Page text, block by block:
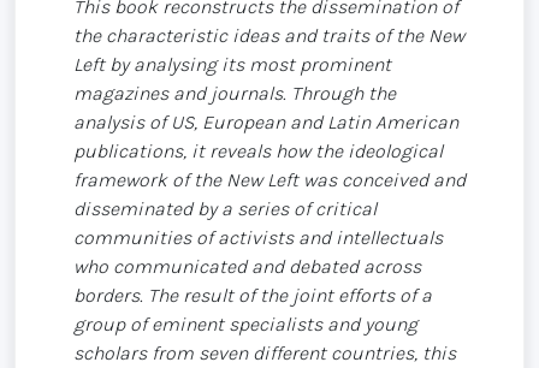
This book reconstructs the dissemination of
the characteristic ideas and traits of the New
Left by analysing its most prominent
magazines and journals. Through the
analysis of US, European and Latin American
publications, it reveals how the ideological
framework of the New Left was conceived and
disseminated by a series of critical
communities of activists and intellectuals
who communicated and debated across
borders. The result of the joint efforts of a
group of eminent specialists and young
scholars from seven different countries, this